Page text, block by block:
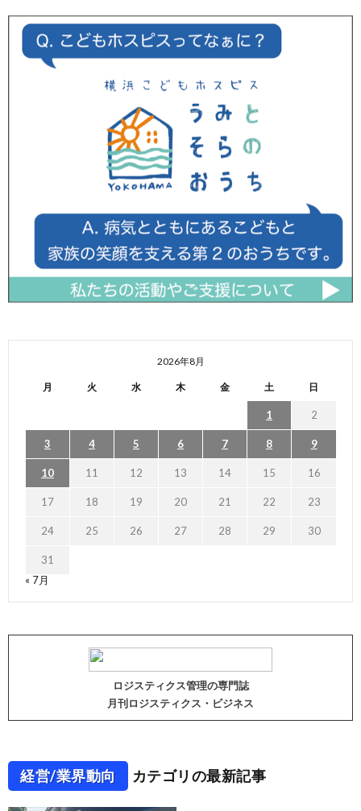
2026年8月
月 火 水 木 金 土 日
1 2
3 4 5 6 7 8 9
10 11 12 13 14 15 16
17 18 19 20 21 22 23
24 25 26 27 28 29 30
31
« 7月
ロジスティクス管理の専門誌
月刊ロジスティクス・ビジネス
経営/業界動向 カテゴリの最新記事